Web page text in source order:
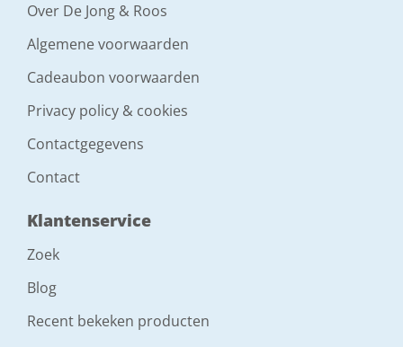
Over De Jong & Roos
Algemene voorwaarden
Cadeaubon voorwaarden
Privacy policy & cookies
Contactgegevens
Contact
Klantenservice
Zoek
Blog
Recent bekeken producten